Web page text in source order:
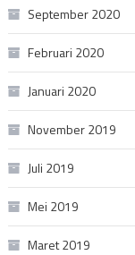
September 2020
Februari 2020
Januari 2020
November 2019
Juli 2019
Mei 2019
Maret 2019